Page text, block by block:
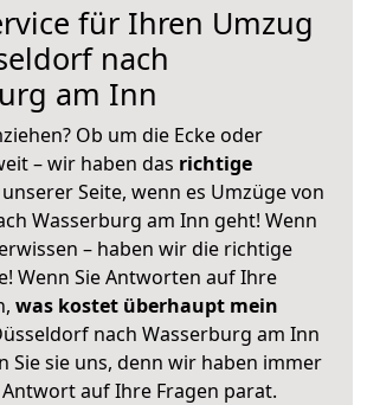
für Ihren Umzug
nach
am Inn
Ob um die Ecke oder
– wir haben das richtige
Seite, wenn es Umzüge von
Wasserburg am Inn geht! Wenn
– haben wir die richtige
Wenn Sie Antworten auf Ihre
was kostet überhaupt mein
nach Wasserburg am Inn
Sie sie uns, denn wir haben immer
auf Ihre Fragen parat.